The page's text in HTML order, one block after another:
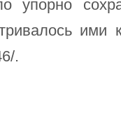
упорно
ими
.